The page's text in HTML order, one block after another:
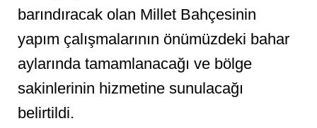
barındıracak olan Millet Bahçesinin
yapım çalışmalarının önümüzdeki bahar
aylarında tamamlanacağı ve bölge
sakinlerinin hizmetine sunulacağı
belirtildi.